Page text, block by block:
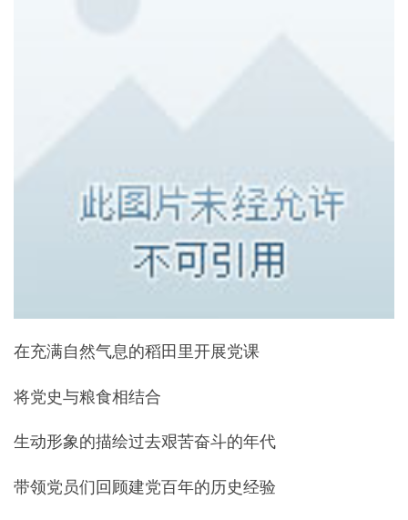
在充满自然气息的稻田里开展党课
将党史与粮食相结合
生动形象的描绘过去艰苦奋斗的年代
带领党员们回顾建党百年的历史经验